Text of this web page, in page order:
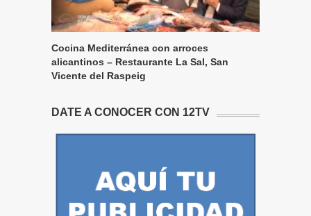
Cocina Mediterránea con arroces
alicantinos – Restaurante La Sal, San
Vicente del Raspeig
DATE A CONOCER CON 12TV